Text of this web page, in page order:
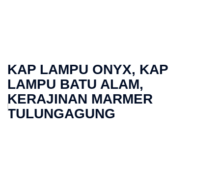
KAP LAMPU ONYX, KAP
LAMPU BATU ALAM,
KERAJINAN MARMER
TULUNGAGUNG